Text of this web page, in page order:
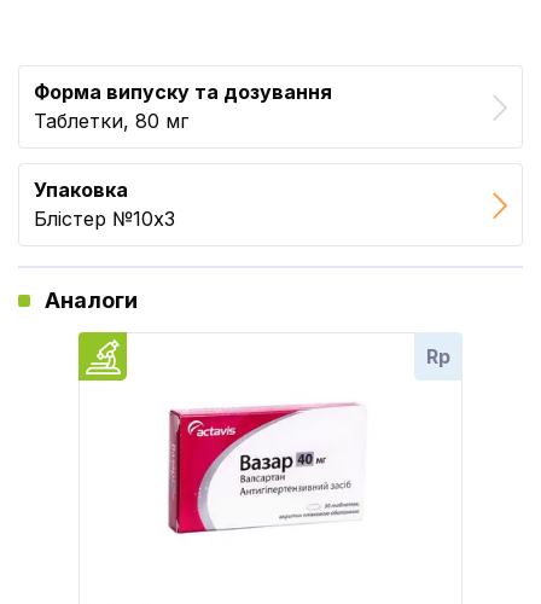
Форма випуску та дозування
Таблетки, 80 мг
Упаковка
Блістер №10x3
Аналоги
Rp